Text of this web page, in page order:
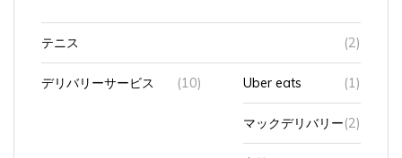
テニス (2)
デリバリーサービス (10) Uber eats (1)
マックデリバリー(2)
出前館 (7)